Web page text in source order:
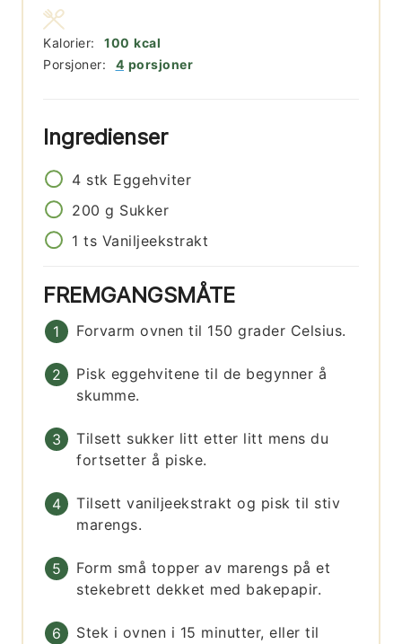
Porsjoner: 4 porsjoner
Kalorier: 100 kcal
Ingredienser
4 stk Eggehviter
200 g Sukker
1 ts Vaniljeekstrakt
FREMGANGSMÅTE
Forvarm ovnen til 150 grader Celsius.
Pisk eggehvitene til de begynner å
skumme.
Tilsett sukker litt etter litt mens du
fortsetter å piske.
Tilsett vaniljeekstrakt og pisk til stiv
marengs.
Form små topper av marengs på et
stekebrett dekket med bakepapir.
Stek i ovnen i 15 minutter, eller til